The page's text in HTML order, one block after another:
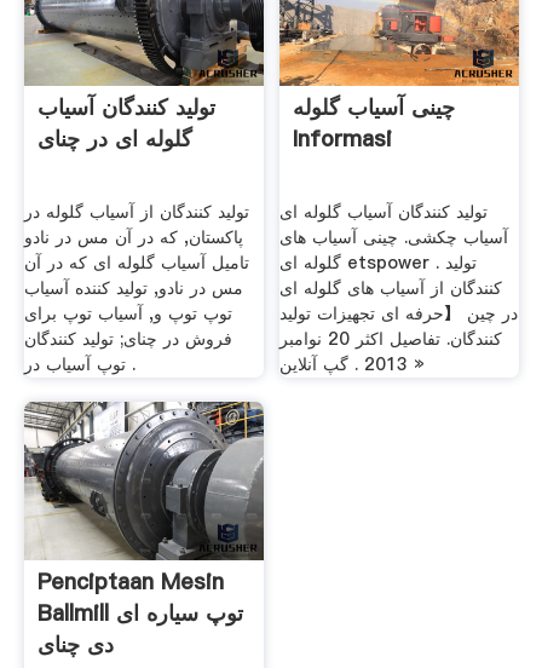
تولید کنندگان آسیاب
گلوله ای در چنای
تولید کنندگان از آسیاب گلوله در
پاکستان, که در آن مس در نادو
تامیل آسیاب گلوله ای که در آن
مس در نادو, تولید کننده آسیاب
توپ توپ و, آسیاب توپ برای
فروش در چنای; تولید کنندگان
توپ آسیاب در .
چینی آسیاب گلوله
Informasi
تولید کنندگان آسیاب گلوله ای
آسیاب چکشی. چینی آسیاب های
گلوله ای etspower . تولید
کنندگان از آسیاب های گلوله ای
در چین 【حرفه ای تجهیزات تولید
کنندگان. تفاصيل اكثر 20 نوامبر
2013 . گپ آنلاین »
Penciptaan Mesin
Ballmill توپ سیاره ای
دی چنای